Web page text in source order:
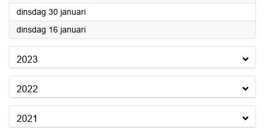
dinsdag 30 januari2024
dinsdag 16 januari2024
2023
2022
2021